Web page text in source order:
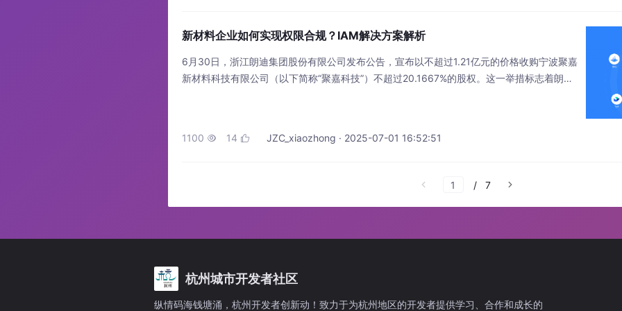
新材料企业如何实现权限合规？IAM解决方案解析
6月30日，浙江朗迪集团股份有限公司发布公告，宣布以不超过1.21亿元的价格收购宁波聚嘉
新材料科技有限公司（以下简称“聚嘉科技”）不超过20.1667%的股权。这一举措标志着朗迪
1100  14  JZC_xiaozhong · 2025-07-01 16:52:51
/ 7
杭州城市开发者社区
纵情码海钱塘涌，杭州开发者创新动！致力于为杭州地区的开发者提供学习、合作和成长的